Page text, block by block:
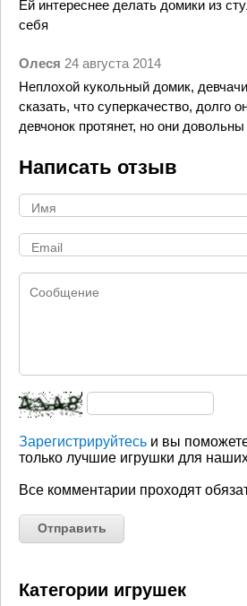
Ей интереснее делать домики из
себя
Олеся 24 августа 2014
Неплохой кукольный домик,
сказать, что суперкачество, долго
девчонок протянет, но они довольны
Написать отзыв
Зарегистрируйтесь и вы
только лучшие игрушки для
Все комментарии проходят
Категории игрушек